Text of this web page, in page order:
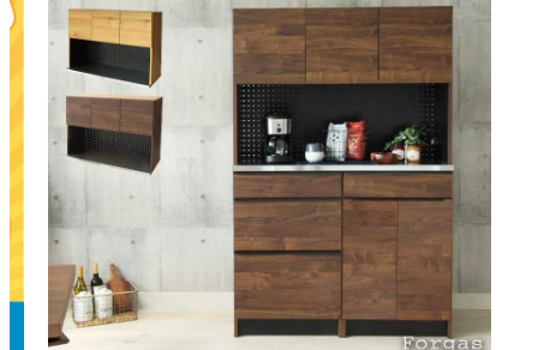
最短発送 冷感ラグ 冷感寝具 ワークデスク ウィルトンラ
カテゴリから探す